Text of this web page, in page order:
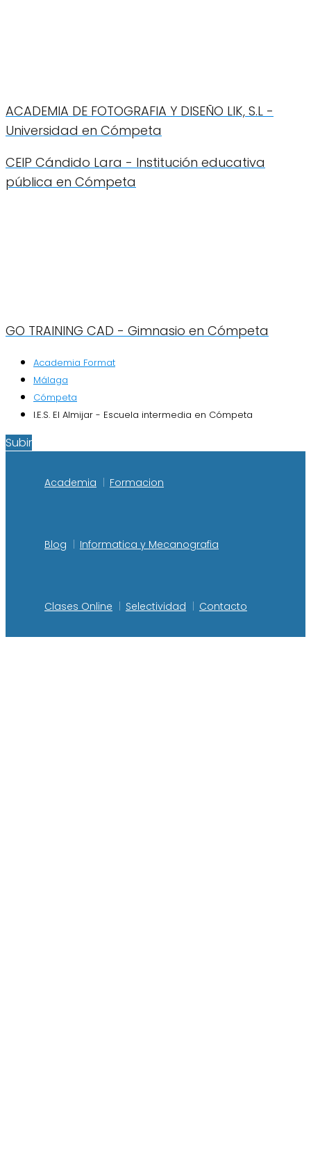
ACADEMIA DE FOTOGRAFIA Y DISEÑO LIK, S.L -
Universidad en Cómpeta
CEIP Cándido Lara - Institución educativa
pública en Cómpeta
GO TRAINING CAD - Gimnasio en Cómpeta
Academia Format
Málaga
Cómpeta
I.E.S. El Almijar - Escuela intermedia en Cómpeta
Subir
Academia Formacion
Blog Informatica y Mecanografia
Clases Online Selectividad Contacto